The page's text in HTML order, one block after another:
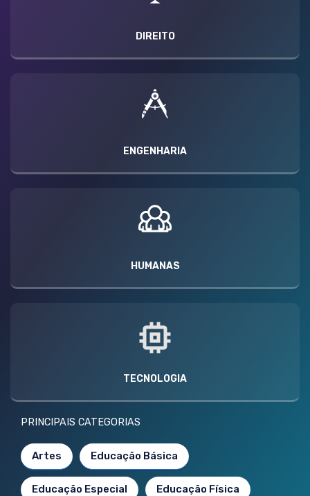
DIREITO
ENGENHARIA
HUMANAS
TECNOLOGIA
PRINCIPAIS CATEGORIAS
Artes Educação Básica
Educação Especial Educação Física